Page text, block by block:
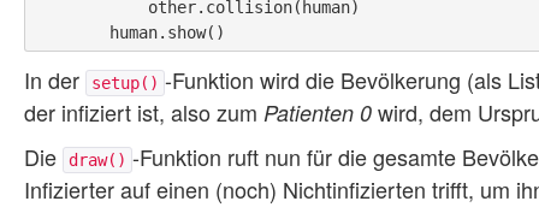
In der setup() -Funktion wird die Bevölkerung (als
der infiziert ist, also zum Patienten 0 wird, dem
Die
draw() -Funktion ruft nun für die gesamte
Infizierter auf einen (noch) Nichtinfizierten trifft, um